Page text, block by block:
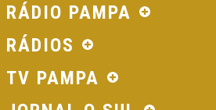
RÁDIO PAMPA
RÁDIOS
TV PAMPA